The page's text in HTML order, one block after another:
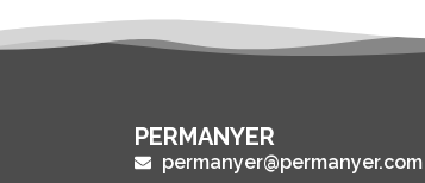
PERMANYER
permanyer@permanyer.com